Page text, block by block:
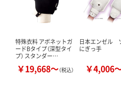
特殊衣料 アボネットガ
ードBタイプ（深型タイ
プ） スタンダー…
￥19,668～（税込）
日本エンゼル
にぎっ手
￥4,006